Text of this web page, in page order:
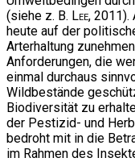
(siehe z. B. Lee, 2011).
heute auf der
Arterhaltung
Anforderungen, die
einmal durchaus
Wildbestände
Biodiversität zu
der Pestizid- und
bedroht mit in die
im Rahmen des